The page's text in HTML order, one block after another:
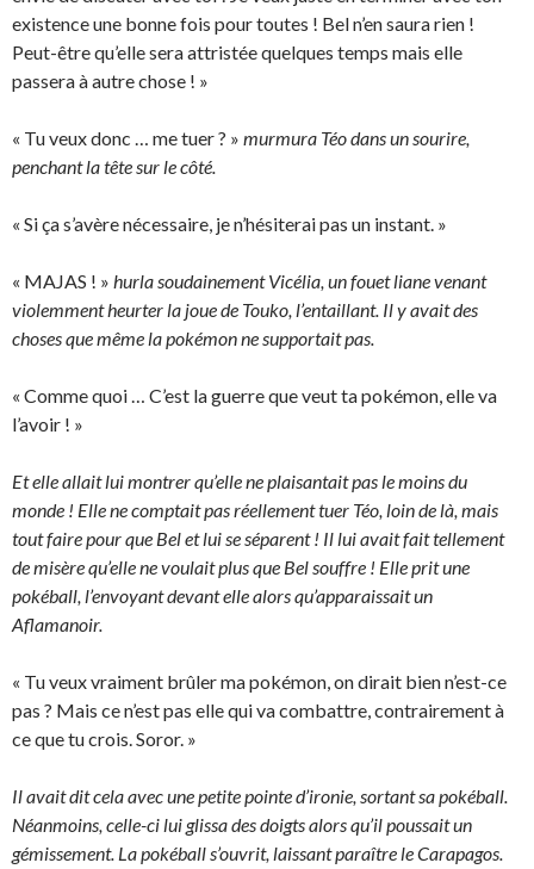
existence une bonne fois pour toutes ! Bel n’en saura rien !
Peut-être qu’elle sera attristée quelques temps mais elle
passera à autre chose ! »
« Tu veux donc … me tuer ? » murmura Téo dans un sourire,
penchant la tête sur le côté.
« Si ça s’avère nécessaire, je n’hésiterai pas un instant. »
« MAJAS ! » hurla soudainement Vicélia, un fouet liane venant
violemment heurter la joue de Touko, l’entaillant. Il y avait des
choses que même la pokémon ne supportait pas.
« Comme quoi … C’est la guerre que veut ta pokémon, elle va
l’avoir ! »
Et elle allait lui montrer qu’elle ne plaisantait pas le moins du
monde ! Elle ne comptait pas réellement tuer Téo, loin de là, mais
tout faire pour que Bel et lui se séparent ! Il lui avait fait tellement
de misère qu’elle ne voulait plus que Bel souffre ! Elle prit une
pokéball, l’envoyant devant elle alors qu’apparaissait un
Aflamanoir.
« Tu veux vraiment brûler ma pokémon, on dirait bien n’est-ce
pas ? Mais ce n’est pas elle qui va combattre, contrairement à
ce que tu crois. Soror. »
Il avait dit cela avec une petite pointe d’ironie, sortant sa pokéball.
Néanmoins, celle-ci lui glissa des doigts alors qu’il poussait un
gémissement. La pokéball s’ouvrit, laissant paraître le Carapagos.